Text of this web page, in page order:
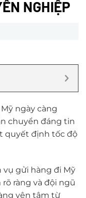
NGHIỆP
ngày càng
chuyển đáng tin
quyết định tốc độ
vụ gửi hàng đi Mỹ
ràng và đội ngũ
yên tâm từ